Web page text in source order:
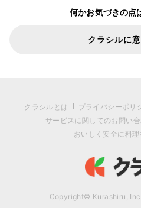
何かお気づきの点
クラシルに
クラシルとは プライバシーポリ
サービスに関してのお問い
おいしく安全に料
Copyright© Kurashiru,